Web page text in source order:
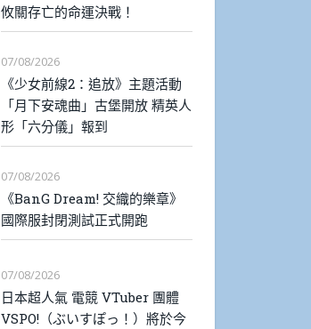
攸關存亡的命運決戰！
07/08/2026
《少女前線2：追放》主題活動
「月下安魂曲」古堡開放 精英人
形「六分儀」報到
07/08/2026
《BanG Dream! 交織的樂章》
國際服封閉測試正式開跑
07/08/2026
日本超人氣 電競 VTuber 團體
VSPO!（ぶいすぽっ！）將於今